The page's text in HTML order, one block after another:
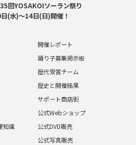
回YOSAKOIソーラン祭り
(水)～14日(日)開催！
開催レポート
踊り子募集掲示板
歴代受賞チーム
歴史と開催結果
サポート商店街
知識
公式Webショップ
公式DVD販売
公式写真販売